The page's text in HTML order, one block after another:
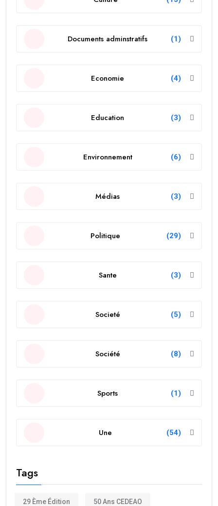
Documents adminstratifs (1)
Economie (4)
Education (3)
Environnement (6)
Médias (3)
Politique (29)
Sante (3)
Societé (5)
Société (8)
Sports (1)
Une (54)
Tags
29 Ème Édition 50 Ans CEDEAO